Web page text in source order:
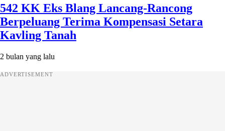
542 KK Eks Blang Lancang-Rancong
Berpeluang Terima Kompensasi Setara
Kavling Tanah
2 bulan yang lalu
ADVERTISEMENT